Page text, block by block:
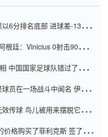
6分排名底部 进球差-13令人
根廷：Vinicius 0射击90分钟
中国国家足球队错过了世界
员在一场战斗中闻名 伊万放
传球 鸟儿被用来摆脱它
价格购买了菲利克斯 签了7年